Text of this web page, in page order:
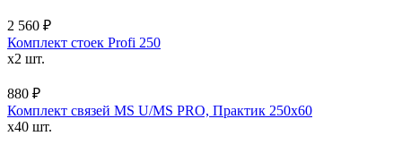
2 560 ₽
Комплект стоек Profi 250
x2 шт.
880 ₽
Комплект связей MS U/MS PRO, Практик 250x60
x40 шт.